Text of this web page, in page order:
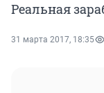
Реальная
31 марта 2017, 18:35